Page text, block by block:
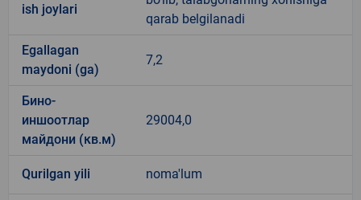
ish joylari
qarab belgilanadi
Egallagan
maydoni (ga)
7,2
Бино-
иншоотлар
майдони (кв.м)
29004,0
Qurilgan yili noma'lum